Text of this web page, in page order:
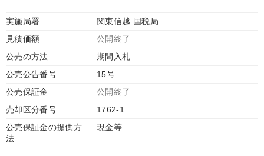
実施局署
関東信越 国税局
見積価額
公開終了
公売の方法
期間入札
公売公告番号
15号
公売保証金
公開終了
売却区分番号
1762-1
公売保証金の提供方
法
現金等